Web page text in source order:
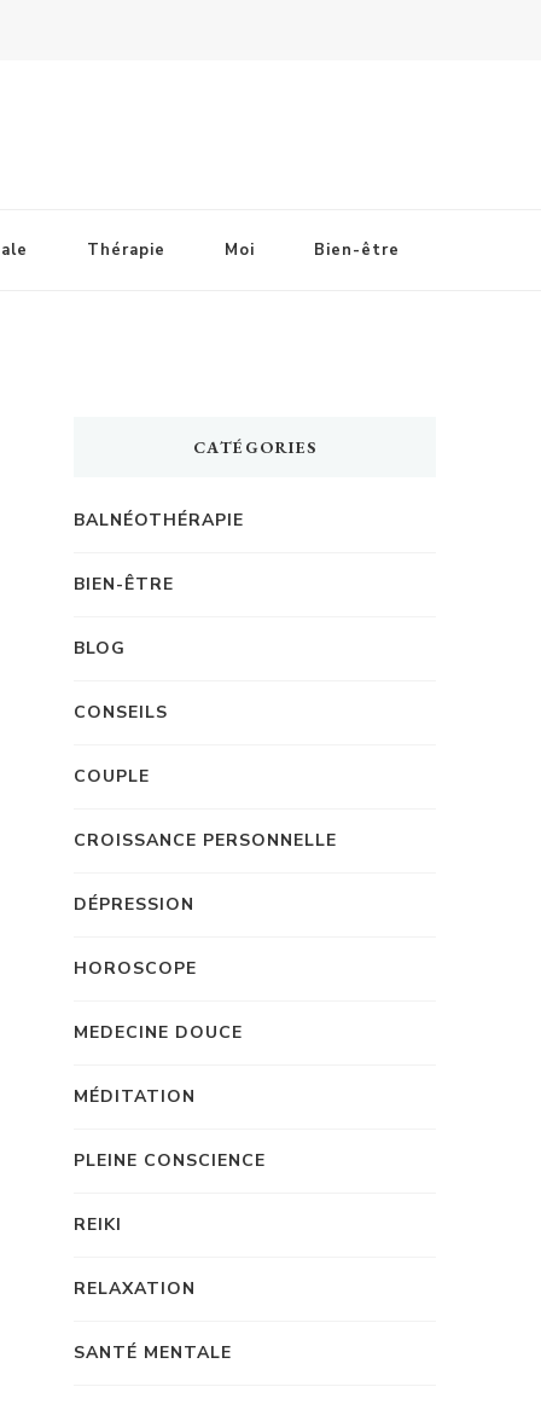
Thérapie Moi Bien-être
CATÉGORIES
BALNÉOTHÉRAPIE
BIEN-ÊTRE
BLOG
CONSEILS
COUPLE
CROISSANCE PERSONNELLE
DÉPRESSION
HOROSCOPE
MEDECINE DOUCE
MÉDITATION
PLEINE CONSCIENCE
REIKI
RELAXATION
SANTÉ MENTALE